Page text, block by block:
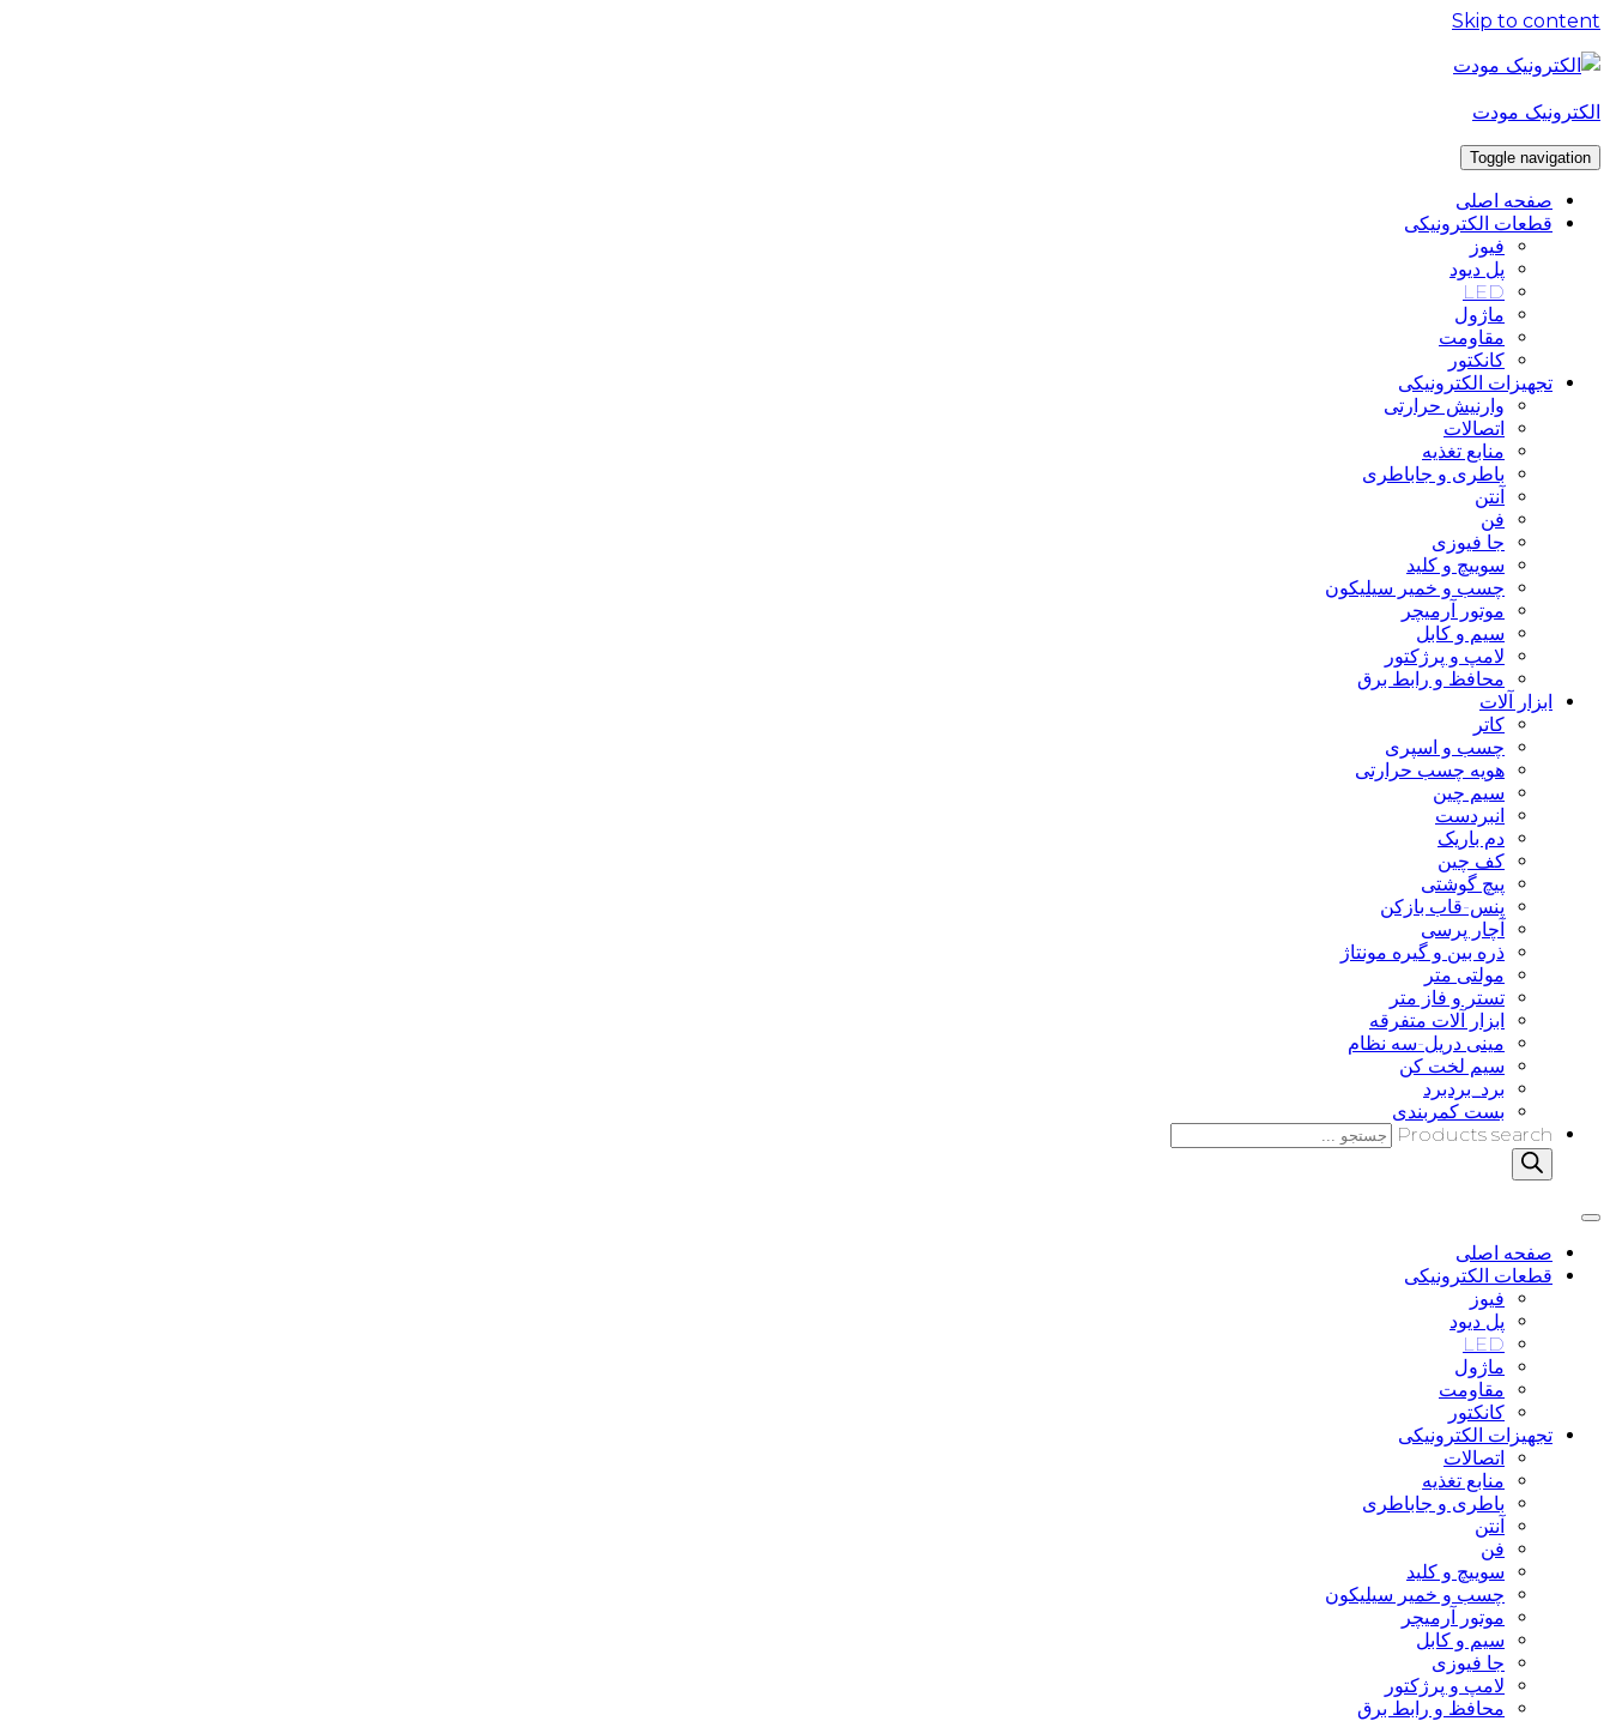
Skip to content
الکترونیک مودت
Toggle navigation
صفحه اصلی
قطعات الکترونیکی
فیوز
پل دیود
LED
ماژول
مقاومت
کانکتور
تجهیزات الکترونیکی
وارنیش حرارتی
اتصالات
منابع تغذیه
باطری و جاباطری
آنتن
فن
جا فیوزی
سوییچ و کلید
چسب و خمیر سیلیکون
موتور آرمیچر
سیم و کابل
لامپ و پرژکتور
محافظ و رابط برق
ابزار آلات
کاتر
چسب و اسپری
هویه چسب حرارتی
سیم چین
انبردست
دم باریک
کف چین
پیچ گوشتی
پنس-قاب بازکن
آچار پرسی
ذره بین و گیره مونتاژ
مولتی متر
تستر و فاز متر
ابزار آلات متفرقه
مینی دریل-سه نظام
سیم لخت کن
برد_بردبرد
بست کمربندی
Products search
صفحه اصلی
قطعات الکترونیکی
فیوز
پل دیود
LED
ماژول
مقاومت
کانکتور
تجهیزات الکترونیکی
اتصالات
منابع تغذیه
باطری و جاباطری
آنتن
فن
سوییچ و کلید
چسب و خمیر سیلیکون
موتور آرمیچر
سیم و کابل
جا فیوزی
لامپ و پرژکتور
محافظ و رابط برق